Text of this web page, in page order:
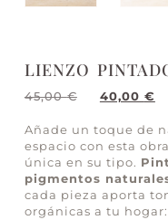
LIENZO
45,00€ 40,00 €
Añade un toque de
espacio con esta
única en su tipo.
pigmentos
cada pieza aporta
orgánicas a tu